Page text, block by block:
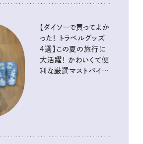
【ダイソーで買ってよか
った！ トラベルグッズ
4選】この夏の旅行に
大活躍！ かわいくて便
利な厳選マストバイア